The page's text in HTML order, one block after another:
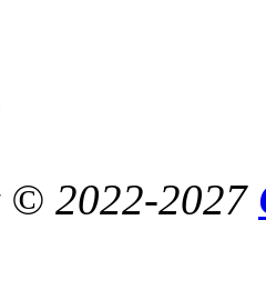
© 2022-2027